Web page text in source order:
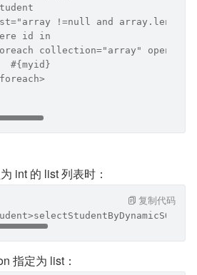
!=null and array.length
id in
collection="array"
#{myid}
int 的 list 列表时：
复制代码
指定为 list：